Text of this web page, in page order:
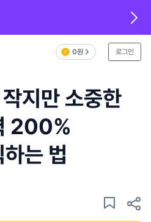
0원 로그인
지만 소중한
200%
는 법